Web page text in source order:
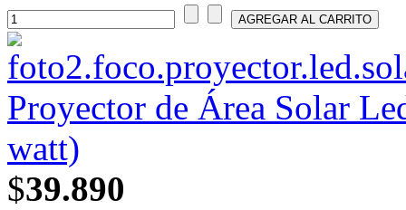
Proyector de Área Solar
watt)
$39.890